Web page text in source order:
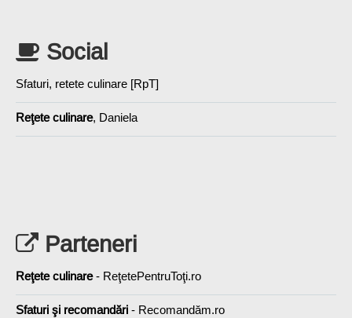
Social
Sfaturi, retete culinare [RpT]
Reţete culinare, Daniela
Parteneri
Reţete culinare- ReţetePentruToţi.ro
Sfaturi şi recomandări - Recomandăm.ro